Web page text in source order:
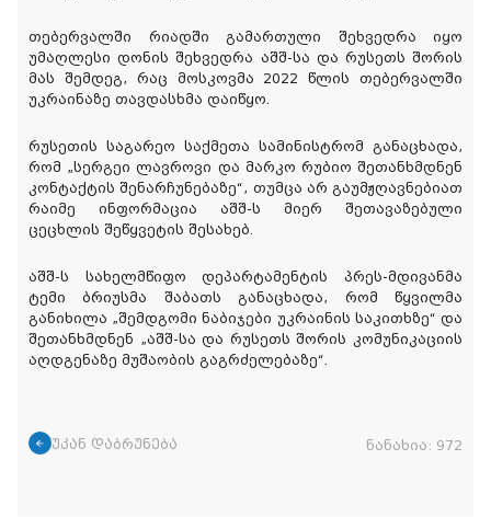
თებერვალში რიადში გამართული შეხვედრა იყო
უმაღლესი დონის შეხვედრა აშშ-სა და რუსეთს შორის
მას შემდეგ, რაც მოსკოვმა 2022 წლის თებერვალში
უკრაინაზე თავდასხმა დაიწყო.
რუსეთის საგარეო საქმეთა სამინისტრომ განაცხადა,
რომ „სერგეი ლავროვი და მარკო რუბიო შეთანხმდნენ
კონტაქტის შენარჩუნებაზე“, თუმცა არ გაუმჟღავნებიათ
რაიმე ინფორმაცია აშშ-ს მიერ შეთავაზებული
ცეცხლის შეწყვეტის შესახებ.
აშშ-ს სახელმწიფო დეპარტამენტის პრეს-მდივანმა
ტემი ბრიუსმა შაბათს განაცხადა, რომ წყვილმა
განიხილა „შემდგომი ნაბიჯები უკრაინის საკითხზე“ და
შეთანხმდნენ „აშშ-სა და რუსეთს შორის კომუნიკაციის
აღდგენაზე მუშაობის გაგრძელებაზე“.
უკან დაბრუნება ნანახია: 972